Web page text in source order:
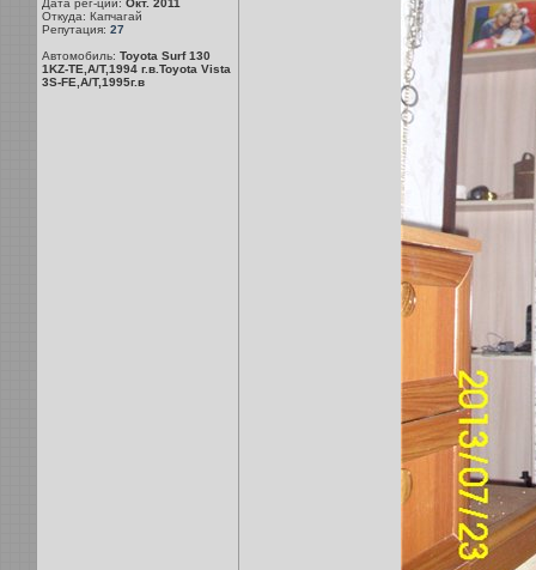
Дата рег-ции: Окт. 2011
Откуда: Капчагай
Репутация: 27
Автомобиль: Toyota Surf 130
1KZ-TE,A/T,1994 г.в.Toyota Vista
3S-FE,A/T,1995г.в